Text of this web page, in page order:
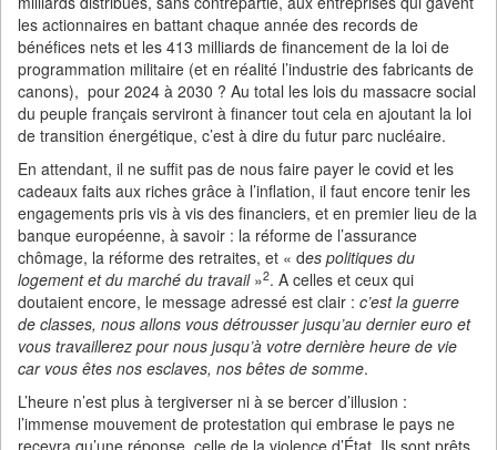
les actionnaires en battant chaque année des records de
bénéfices nets et les 413 milliards de financement de la loi de
programmation militaire (et en réalité l’industrie des fabricants de
canons), pour 2024 à 2030 ? Au total les lois du massacre social
du peuple français serviront à financer tout cela en ajoutant la loi
de transition énergétique, c’est à dire du futur parc nucléaire.
En attendant, il ne suffit pas de nous faire payer le covid et les
cadeaux faits aux riches grâce à l’inflation, il faut encore tenir les
engagements pris vis à vis des financiers, et en premier lieu de la
banque européenne, à savoir : la réforme de l’assurance
chômage, la réforme des retraites, et « des politiques du
logement et du marché du travail»2. A celles et ceux qui
doutaient encore, le message adressé est clair : c’est la guerre
de classes, nous allons vous détrousser jusqu’au dernier euro et
vous travaillerez pour nous jusqu’à votre dernière heure de vie
car vous êtes nos esclaves, nos bêtes de somme.
L’heure n’est plus à tergiverser ni à se bercer d’illusion :
l’immense mouvement de protestation qui embrase le pays ne
recevra qu’une réponse, celle de la violence d’État. Ils sont prêts